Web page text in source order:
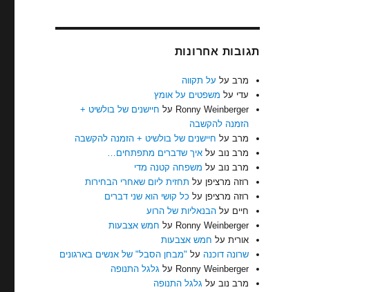
תגובות אחרונות
מרב על על תקווה
עדי על משפטים על אומץ
Ronny Weinberger על חיישנים של בולשיט +
הזמנה להקשבה
מרב על חיישנים של בולשיט + הזמנה להקשבה
מרב נוב עלאיך שדברים מתפתחים…
מרב נוב על משפחה קטנה מדי
רוזה מרציפן על תחזית ליום שאחרי הבחירות
רוזה מרציפן על כל קושי הוא שני דברים
חיים עלהבנאליות של הרוע
Ronny Weinberger על חמש אצבעות
אורית על חמש אצבעות
שרונה דוכנה על "מבחן הסבל" של אנשים בארגונים
Ronny Weinberger על גלגל התנופה
מרב נוב על גלגל התנופה